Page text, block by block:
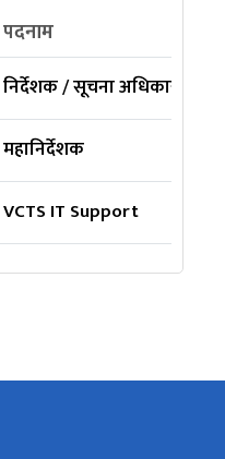
पदनाम
निर्देशक / सूचना अधिकारी
महानिर्देशक
VCTS IT Support